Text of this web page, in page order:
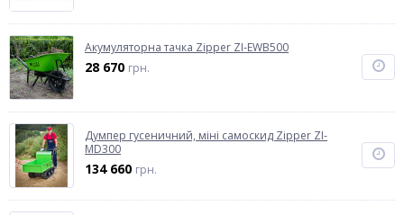
Акумуляторна тачка Zipper ZI-EWB500
28 670 грн.
Думпер гусеничний, міні самоскид Zipper ZI-
MD300
134 660 грн.